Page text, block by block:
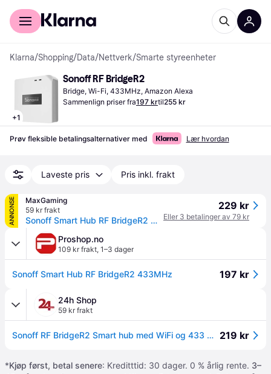
For kunder
Klarna/Shopping/Data/Nettverk/Smarte styreenheter
+1
Sonoff RF BridgeR2
Bridge, Wi-Fi, 433MHz, Amazon Alexa
Sammenlign priser fra197 krtil255 kr
Prøv fleksible betalingsalternativer med Lær hvordan
Laveste pris Pris inkl. frakt
ANNONSE
MaxGaming
59 kr frakt
Sonoff Smart Hub RF BridgeR2 WiFi/RF 433MHz
229 kr
Eller 3 betalinger av 79 kr
Proshop.no
109 kr frakt, 1–3 dager
Sonoff Smart Hub RF BridgeR2 433MHz 197 kr
24h Shop
59 kr frakt
Sonoff RF BridgeR2 Smart hub med WiFi og 433 MHz RF - styrer opptil 16 enheter 219 kr
*Kjøp først, betal senere: Kreditttid: 30 dager. 0 % årlig rente. 3–